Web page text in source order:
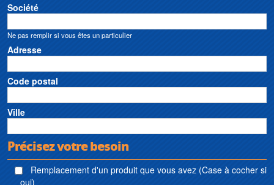
Société
Ne pas remplir si vous êtes un particulier
Adresse
Code postal
Ville
Précisez votre besoin
Remplacement d'un produit que vous avez (Case à cocher si
oui)